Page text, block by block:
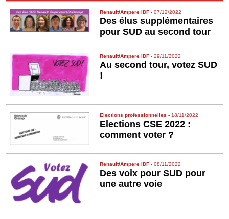
Renault/Ampere IDF -07/12/2022
Des élus supplémentaires
pour SUD au second tour
Renault/Ampere IDF -29/11/2022
Au second tour, votez SUD
!
Elections professionnelles - 18/11/2022
Elections CSE 2022 :
comment voter ?
Renault/Ampere IDF -08/11/2022
Des voix pour SUD pour
une autre voie